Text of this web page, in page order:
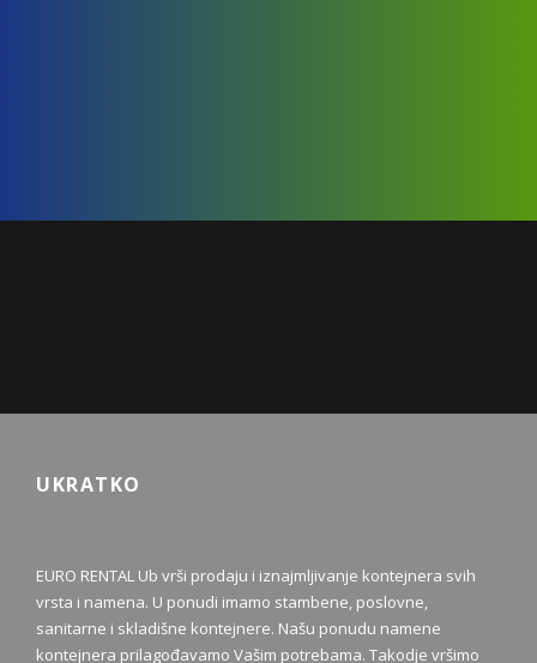
UKRATKO
EURO RENTAL Ub vrši prodaju i iznajmljivanje kontejnera svih
vrsta i namena. U ponudi imamo stambene, poslovne,
sanitarne i skladišne kontejnere. Našu ponudu namene
kontejnera prilagođavamo Vašim potrebama. Takodje vršimo